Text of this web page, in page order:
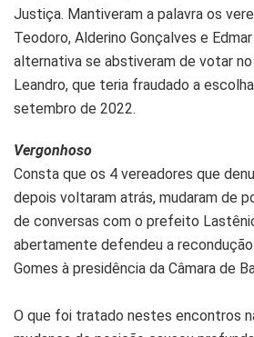
Justiça. Mantiveram a palavra os
Teodoro, Alderino Gonçalves e
alternativa se abstiveram de votar
Leandro, que teria fraudado a
setembro de 2022.
Vergonhoso
Consta que os 4 vereadores que
depois voltaram atrás, mudaram de
de conversas com o prefeito
abertamente defendeu a
Gomes à presidência da Câmara de
O que foi tratado nestes encontros